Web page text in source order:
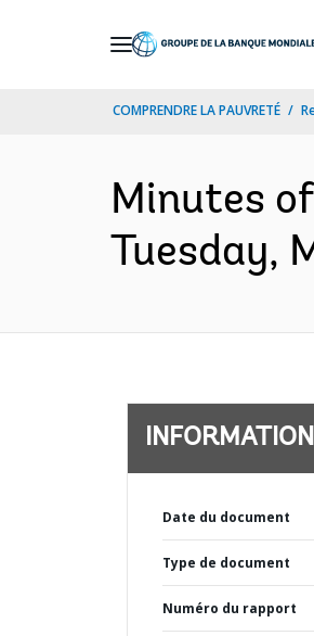
COMPRENDRE LA PAUVRETÉ
Minutes
Tuesday,
INFORMATION
Date du document
Type de document
Numéro du rapport